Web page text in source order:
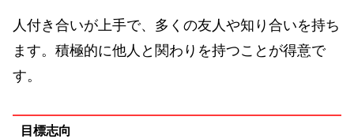
人付き合いが上手で、多くの友人や知り合いを持ち
ます。積極的に他人と関わりを持つことが得意で
す。
目標志向